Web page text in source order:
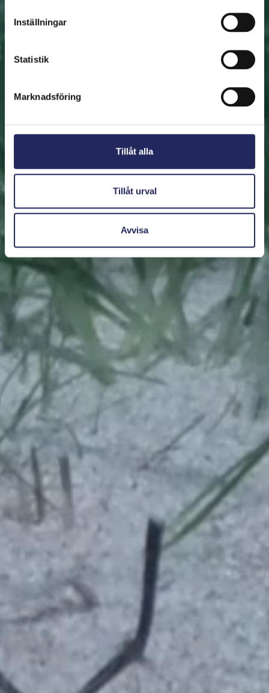
Inställningar
Statistik
Marknadsföring
Tillåt alla
Tillåt urval
Avvisa